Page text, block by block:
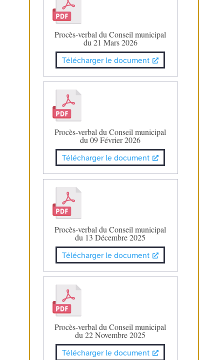
Procès-verbal du Conseil municipal
du 21 Mars 2026
Télécharger le document
Procès-verbal du Conseil municipal
du 09 Février 2026
Télécharger le document
Procès-verbal du Conseil municipal
du 13 Décembre 2025
Télécharger le document
Procès-verbal du Conseil municipal
du 22 Novembre 2025
Télécharger le document